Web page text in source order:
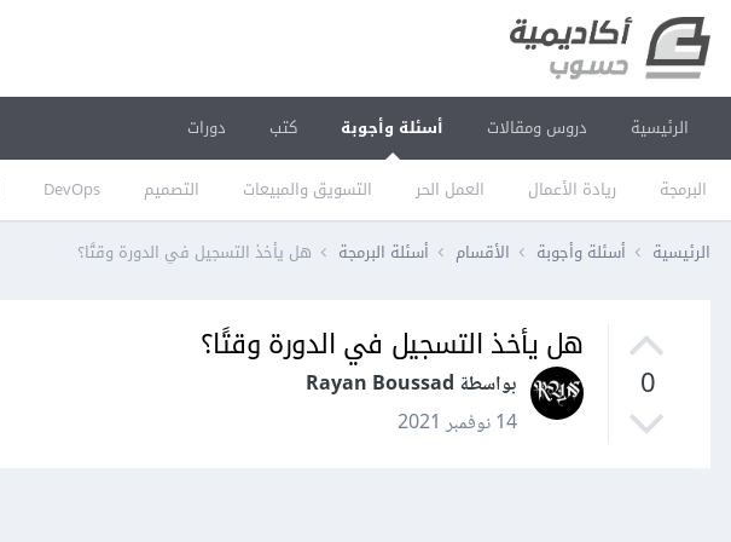
الرئيسية دروس ومقالات أسئلة وأجوبة
البرمجة ريادة الأعمال العمل الحر التسويق والمبيعات التصميم DevOps
كتب دورات
الرئيسية أسئلة وأجوبة الأقسام أسئلة البرمجة هل يأخذ التسجيل في الدورة وقتًا؟
0
هل يأخذ التسجيل في الدورة وقتًا؟
بواسطة Rayan Boussad
14 نوفمبر 2021